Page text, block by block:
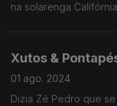
na solarenga
Xutos &
01 ago. 2024
Dizia Zé Pedro que